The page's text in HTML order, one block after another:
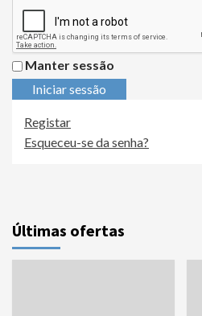
Manter sessão
Iniciar sessão
Registar
Esqueceu-se da senha?
Últimas ofertas